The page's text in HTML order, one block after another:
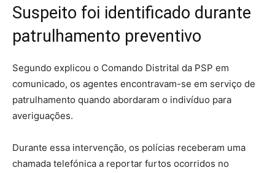
Suspeito foi identificado durante
patrulhamento preventivo
Segundo explicou o Comando Distrital da PSP em
comunicado, os agentes encontravam-se em serviço de
patrulhamento quando abordaram o indivíduo para
averiguações.
Durante essa intervenção, os polícias receberam uma
chamada telefónica a reportar furtos ocorridos no